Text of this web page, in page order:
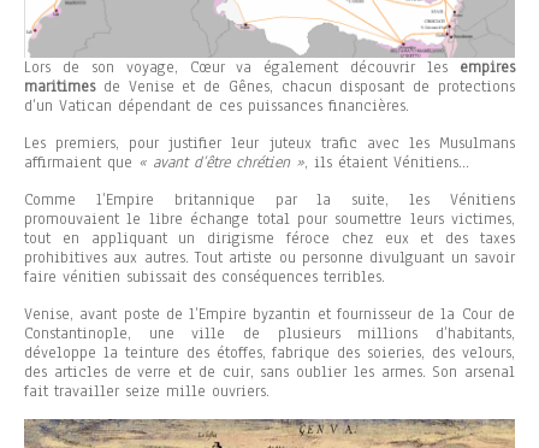
Lors de son voyage, Cœur va également découvrir les empires
maritimesde Venise et de Gênes, chacun disposant de protections
d’un Vatican dépendant de ces puissances financières.
Les premiers, pour justifier leur juteux trafic avec les Musulmans
affirmaient que « avant d’être chrétien », ils étaient Vénitiens…
Comme l’Empire britannique par la suite, les Vénitiens
promouvaient le libre échange total pour soumettre leurs victimes,
tout en appliquant un dirigisme féroce chez eux et des taxes
prohibitives aux autres. Tout artiste ou personne divulguant un savoir
faire vénitien subissait des conséquences terribles.
Venise, avant poste de l’Empire byzantin et fournisseur de la Cour de
Constantinople, une ville de plusieurs millions d’habitants,
développe la teinture des étoffes, fabrique des soieries, des velours,
des articles de verre et de cuir, sans oublier les armes. Son arsenal
fait travailler seize mille ouvriers.